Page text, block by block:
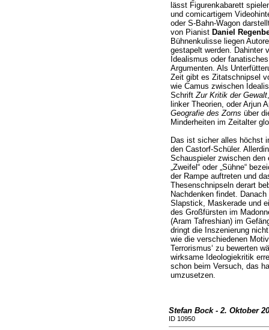
lässt Figurenkabarett
und comicartigem
oder S-Bahn-Wagon
von Pianist Daniel
Bühnenkulisse liegen
gestapelt werden. Dahinter
Idealismus oder
Argumenten. Als
Zeit gibt es Zitatschnipsel
wie Camus zwischen
SchriftZur Kritik der Gewalt
linker Theorien, oder Arjun
Geografie des Zorns über
Minderheiten im Zeitalter
Das ist sicher alles höchst
den Castorf-Schüler.
Schauspieler zwischen den
„Zweifel“ oder „Sühne“
der Rampe auftreten und
Thesenschnipseln derart
Nachdenken findet.
Slapstick, Maskerade und
des Großfürsten im
(Aram Tafreshian) im
dringt die Inszenierung
wie die verschiedenen
Terrorismus‘ zu bewerten
wirksame Ideologiekritik
schon beim Versuch, das
umzusetzen.
Stefan Bock - 2. Oktober
ID 10950